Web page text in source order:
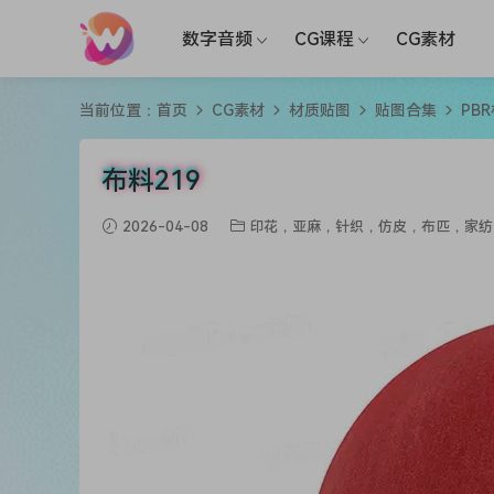
数字音频 CG课程 CG素材
当前位置： 首页 CG素材 材质贴图 贴图合集
布料219
2026-04-08 印花，亚麻，针织，仿皮，布匹，家